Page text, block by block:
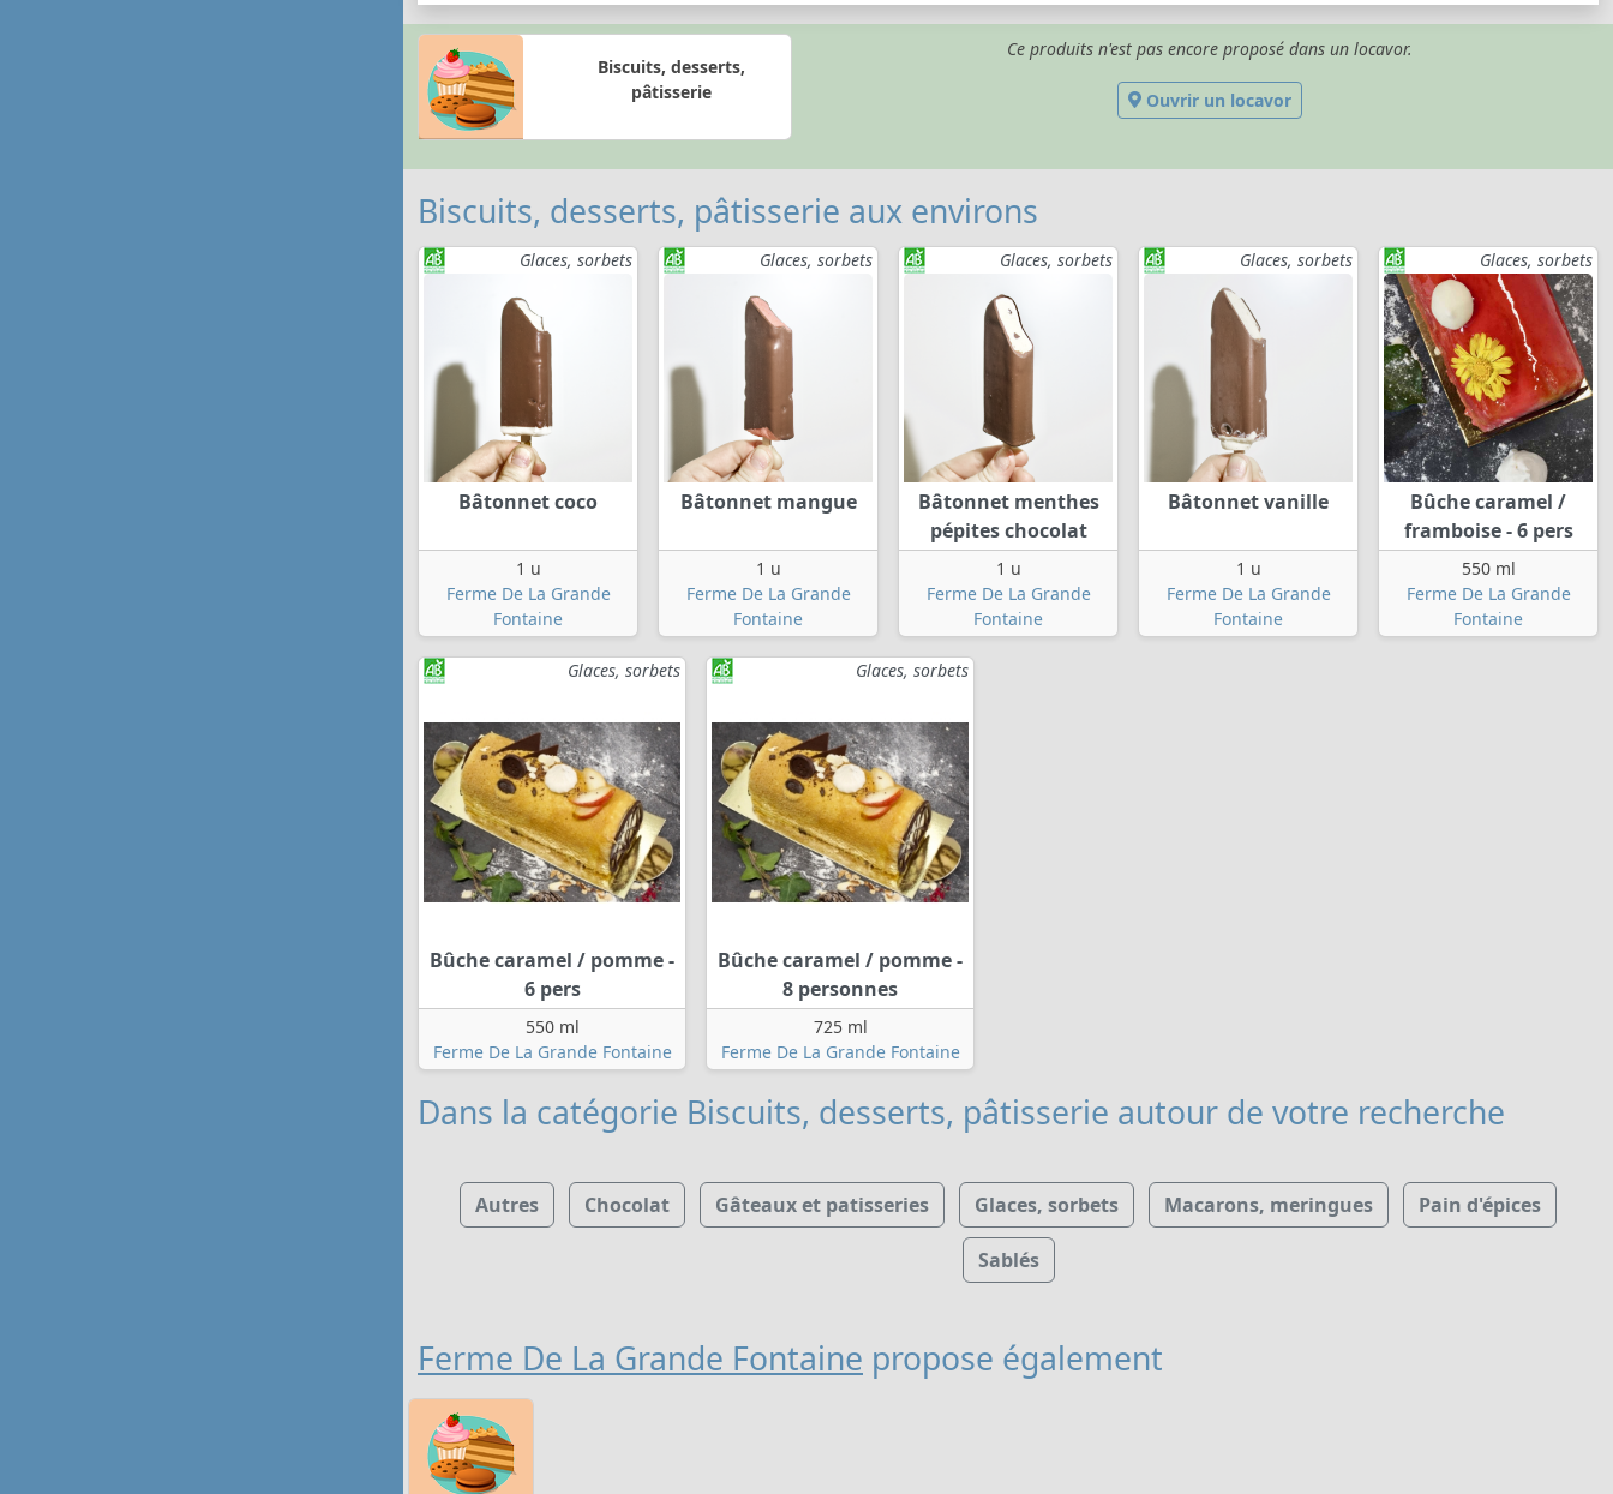
Biscuits, desserts,
pâtisserie
Ce produits n'est pas encore proposé dans un locavor.
Ouvrir un locavor
Biscuits, desserts, pâtisserie aux environs
Glaces, sorbets
Bâtonnet coco
1 u
Ferme De La Grande
Fontaine
Glaces, sorbets
Bâtonnet mangue
1 u
Ferme De La Grande
Fontaine
Glaces, sorbets
Bâtonnet menthes
pépites chocolat
1 u
Ferme De La Grande
Fontaine
Glaces, sorbets
Bâtonnet vanille
1 u
Ferme De La Grande
Fontaine
Glaces, sorbets
Bûche caramel /
framboise - 6 pers
550 ml
Ferme De La Grande
Fontaine
Glaces, sorbets
Bûche caramel / pomme -
6 pers
550 ml
Ferme De La Grande Fontaine
Glaces, sorbets
Bûche caramel / pomme -
8 personnes
725 ml
Ferme De La Grande Fontaine
Dans la catégorie Biscuits, desserts, pâtisserie autour de votre recherche
Autres Chocolat Gâteaux et patisseries Glaces, sorbets Macarons, meringues Pain d'épices
Sablés
Ferme De La Grande Fontaine propose également